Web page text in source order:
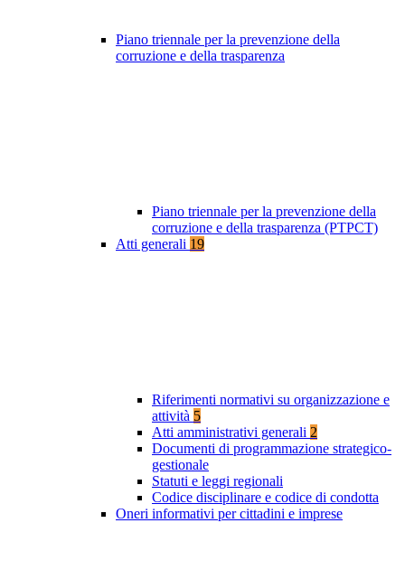
Piano triennale per la prevenzione della
corruzione e della trasparenza
Piano triennale per la prevenzione della
corruzione e della trasparenza (PTPCT)
Atti generali 19
Riferimenti normativi su organizzazione e
attività 5
Atti amministrativi generali 2
Documenti di programmazione strategico-
gestionale
Statuti e leggi regionali
Codice disciplinare e codice di condotta
Oneri informativi per cittadini e imprese